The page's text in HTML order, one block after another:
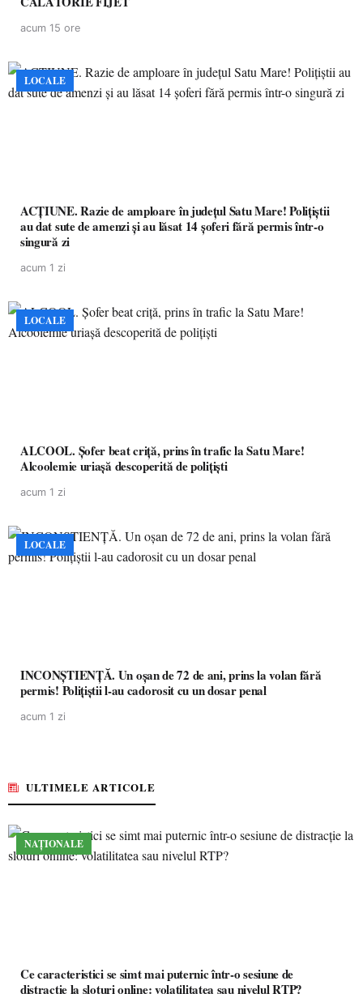
acum 15 ore
LOCALE
ACȚIUNE. Razie de amploare în județul Satu Mare! Polițiștii
au dat sute de amenzi și au lăsat 14 șoferi fără permis într-o
singură zi
acum 1 zi
LOCALE
ALCOOL. Șofer beat criță, prins în trafic la Satu Mare!
Alcoolemie uriașă descoperită de polițiști
acum 1 zi
LOCALE
INCONȘTIENȚĂ. Un oșan de 72 de ani, prins la volan fără
permis! Polițiștii l-au cadorosit cu un dosar penal
acum 1 zi
ULTIMELE ARTICOLE
NAȚIONALE
Ce caracteristici se simt mai puternic într-o sesiune de
distracție la sloturi online: volatilitatea sau nivelul RTP?